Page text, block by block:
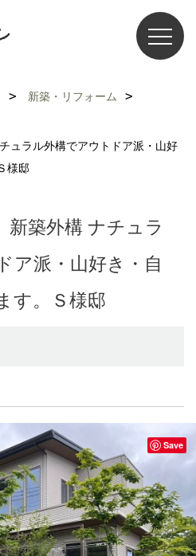
新築・リフォーム
ュラル外構でアウトドア派・山好
様邸
築外構 ナチュラ
ア派・山好き・自
す。Ｓ様邸
Save